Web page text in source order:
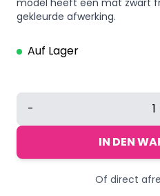
model heeft een mat zwart
gekleurde afwerking.
Auf Lager
Classic
zonnebril
-
IN DEN
Of direct